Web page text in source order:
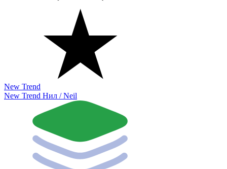
New Trend
New Trend Нил / Neil